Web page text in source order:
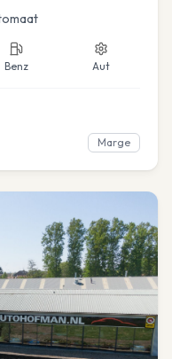
Benz Aut
Marge